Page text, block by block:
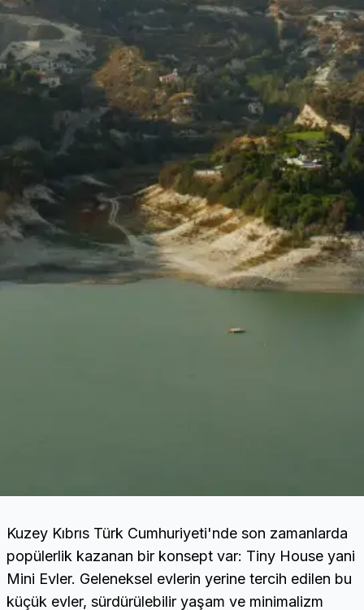
Kuzey Kıbrıs Türk Cumhuriyeti'nde son zamanlarda
popülerlik kazanan bir konsept var: Tiny House yani
Mini Evler. Geleneksel evlerin yerine tercih edilen bu
küçük evler, sürdürülebilir yaşam ve minimalizm